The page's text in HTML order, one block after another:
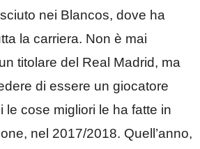
nei Blancos, dove ha
la carriera. Non è mai
titolare del Real Madrid, ma
di essere un giocatore
le cose migliori le ha fatte in
nel 2017/2018. Quell’anno,